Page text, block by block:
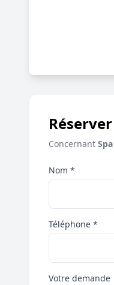
Concernant Spa
Nom *
Téléphone *
Votre demande